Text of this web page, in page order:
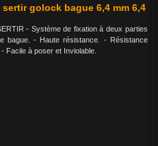
golock bague 6,4 mm 6,4
- Système de fixation à deux parties
bague. - Haute résistance. - Résistance
Facile à poser et Inviolable.